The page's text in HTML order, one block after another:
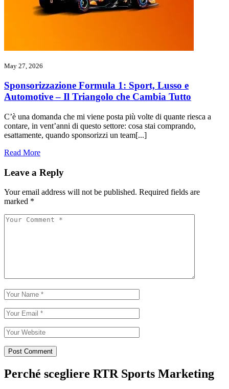
May 27, 2026
Sponsorizzazione Formula 1: Sport, Lusso e
Automotive – Il Triangolo che Cambia Tutto
C’è una domanda che mi viene posta più volte di quante riesca a
contare, in vent’anni di questo settore: cosa stai comprando,
esattamente, quando sponsorizzi un team[...]
Read More
Leave a Reply
Your email address will not be published. Required fields are
marked *
Perché scegliere RTR Sports Marketing